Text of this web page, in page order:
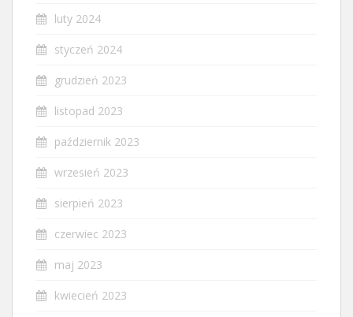
luty 2024
styczeń 2024
grudzień 2023
listopad 2023
październik 2023
wrzesień 2023
sierpień 2023
czerwiec 2023
maj 2023
kwiecień 2023